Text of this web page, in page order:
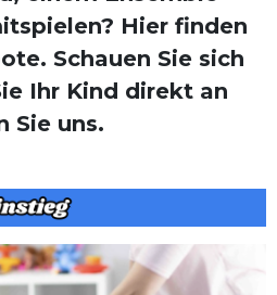
Hier finden
Schauen Sie sich
Ihr Kind direkt an
Sie uns.